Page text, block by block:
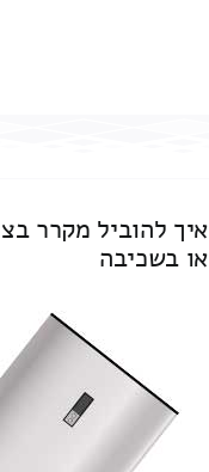
איך להוביל מקרר
או בשכיבה